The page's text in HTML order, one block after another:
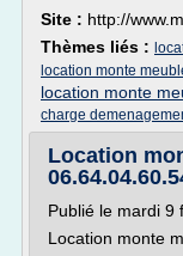
Site : http://
Thèmes liés :
location monte
location monte
charge
Location
Publié le mardi 9
Location monte